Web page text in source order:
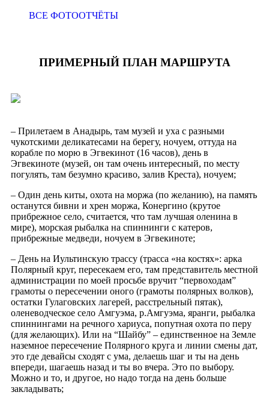
ВСЕ ФОТООТЧЁТЫ
ПРИМЕРНЫЙ ПЛАН МАРШРУТА
– Прилетаем в Анадырь, там музей и уха с разными
чукотскими деликатесами на берегу, ночуем, оттуда на
корабле по морю в Эгвекинот (16 часов), день в
Эгвекиноте (музей, он там очень интересный, по месту
погулять, там безумно красиво, залив Креста), ночуем;
– Один день киты, охота на моржа (по желанию), на память
останутся бивни и хрен моржа, Конергино (крутое
прибрежное село, считается, что там лучшая оленина в
мире), морская рыбалка на спиннинги с катеров,
прибрежные медведи, ночуем в Эгвекиноте;
– День на Иультинскую трассу (трасса «на костях»: арка
Полярный круг, пересекаем его, там представитель местной
администрации по моей просьбе вручит “первоходам”
грамоты о пересечении оного (грамоты полярных волков),
остатки Гулаговских лагерей, расстрельный пятак),
оленеводческое село Амгуэма, р.Амгуэма, яранги, рыбалка
спиннингами на речного хариуса, попутная охота по перу
(для желающих). Или на “Шайбу” – единственное на Земле
наземное пересечение Полярного круга и линии смены дат,
это где девайсы сходят с ума, делаешь шаг и ты на день
впереди, шагаешь назад и ты во вчера. Это по выбору.
Можно и то, и другое, но надо тогда на день больше
закладывать;